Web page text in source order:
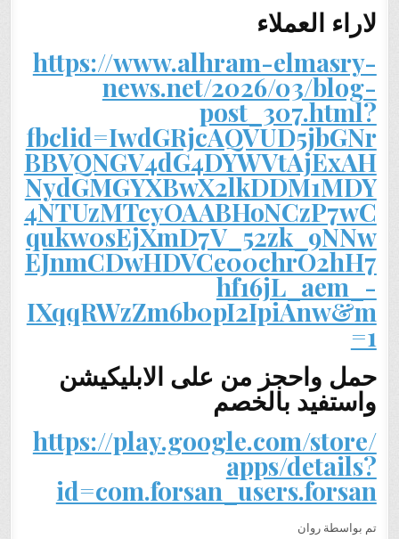
لاراء العملاء
https://www.alhram-elmasry-
news.net/2026/03/blog-
post_307.html?
fbclid=IwdGRjcAQVUD5jbGNr
BBVQNGV4dG4DYWVtAjExAH
NydGMGYXBwX2lkDDM1MDY
4NTUzMTcyOAABHoNCzP7wC
qukw0sEjXmD7V_52zk_9NNw
EJnmCDwHDVCe00chrO2hH7
hf16jL_aem_-
IXqqRWzZm6b0pI2IpiAnw&m
=1
حمل واحجز من على الابليكيشن
واستفيد بالخصم
https://play.google.com/store/
apps/details?
id=com.forsan_users.forsan
تم بواسطة روان